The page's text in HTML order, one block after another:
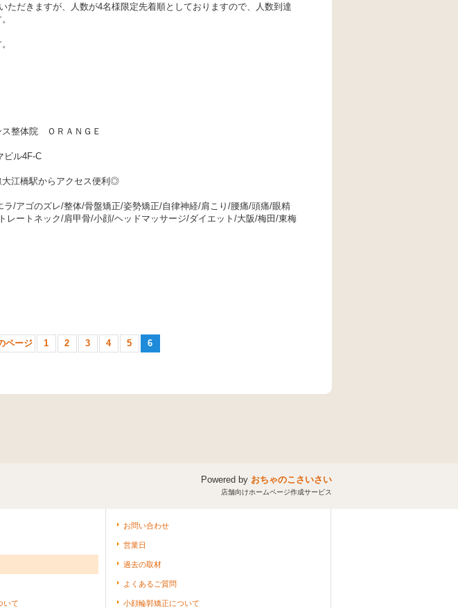
ただきますが、人数が4名様限定先着順としておりますので、人数到達
整体院 ＯＲＡＮＧＥ
ビル4F-C
大江橋駅からアクセス便利◎
/アゴのズレ/整体/骨盤矯正/姿勢矯正/自律神経/肩こり/腰痛/頭痛/眼精
レートネック/肩甲骨/小顔/ヘッドマッサージ/ダイエット/大阪/梅田/東梅
ページ 1 2 3 4 5 6
Powered by おちゃのこさいさい
店舗向けホームページ作成サービス
いて
お問い合わせ
営業日
過去の取材
よくあるご質問
小顔輪郭矯正について